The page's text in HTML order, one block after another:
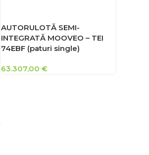
AUTORULOTĂ SEMI-
INTEGRATĂ MOOVEO – TEI
74EBF (paturi single)
63.307,00 €